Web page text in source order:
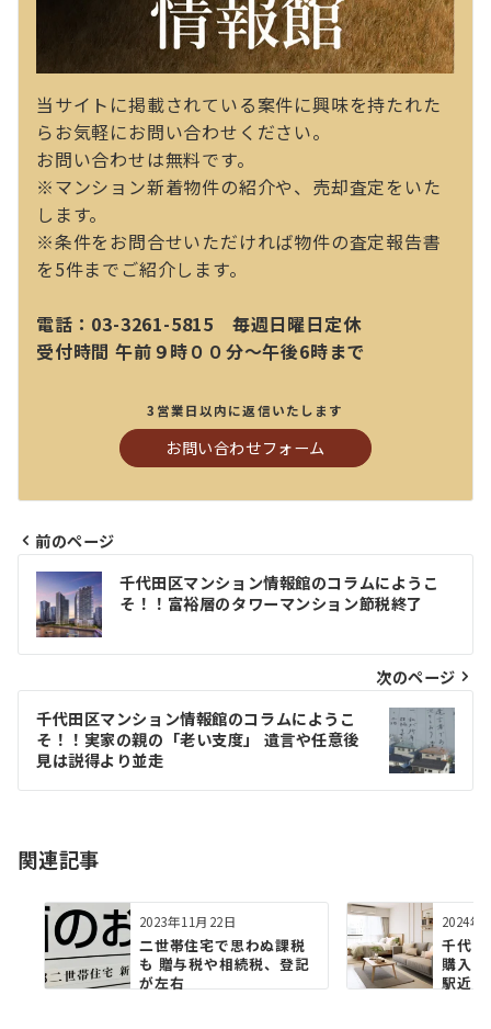
当サイトに掲載されている案件に興味を持たれた
らお気軽にお問い合わせください。
お問い合わせは無料です。
※マンション新着物件の紹介や、売却査定をいた
します。
※条件をお問合せいただければ物件の査定報告書
を5件までご紹介します。
電話：03-3261-5815 毎週日曜日定休
受付時間 午前９時００分～午後6時まで
3営業日以内に返信いたします
お問い合わせフォーム
投
稿
ナ
ビ
ゲ
ー
シ
ン
前のページ
千代田区マンション情報館のコラムにようこ
そ！！富裕層のタワーマンション節税終了
次のページ
千代田区マンション情報館のコラムにようこ
そ！！実家の親の「⽼い⽀度」 遺⾔や任意後
⾒は説得より並⾛
関連記事
2023年11月22日
⼆世帯住宅で思わぬ課税
も 贈与税や相続税、登記
が左右
2024年
千代
購入
駅近